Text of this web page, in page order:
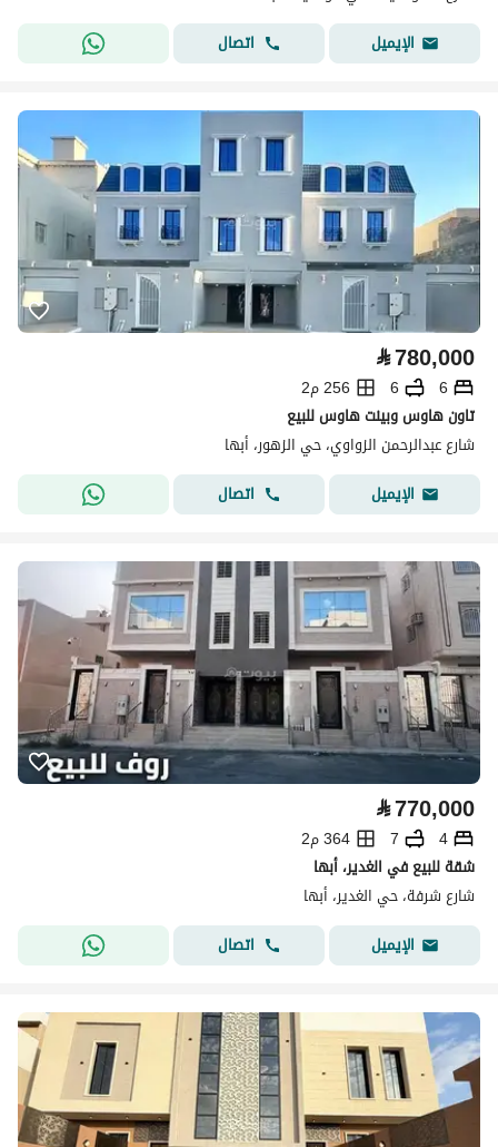
الإيميل
اتصال
⃁780,000
6
6
256 م2
تاون هاوس وبينت هاوس للبيع
شارع عبدالرحمن الزواوي، حي الزهور، أبها
الإيميل
اتصال
⃁770,000
4
7
364 م2
شقة للبيع في الغدير، أبها
شارع شرفة، حي الغدير، أبها
الإيميل
اتصال